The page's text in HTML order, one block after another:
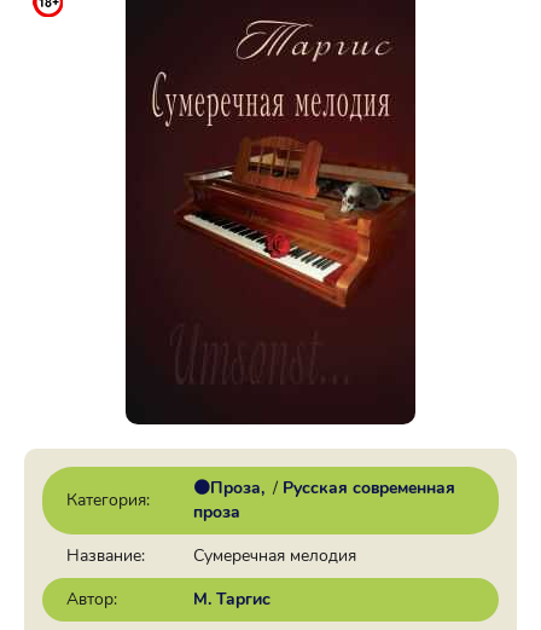
Категория:
🟠Проза / Русская современная
проза
Название:
Сумеречная мелодия
Автор:
М. Таргис